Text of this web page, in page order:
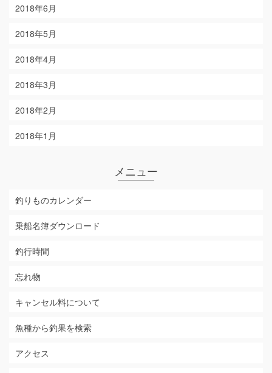
2018年6月
2018年5月
2018年4月
2018年3月
2018年2月
2018年1月
メニュー
釣りものカレンダー
乗船名簿ダウンロード
釣行時間
忘れ物
キャンセル料について
魚種から釣果を検索
アクセス